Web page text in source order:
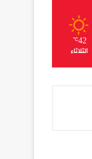
42
℃
الثلاثاء